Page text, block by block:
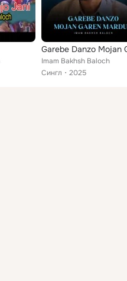
Imam Bakhsh Baloch
Сингл
2025